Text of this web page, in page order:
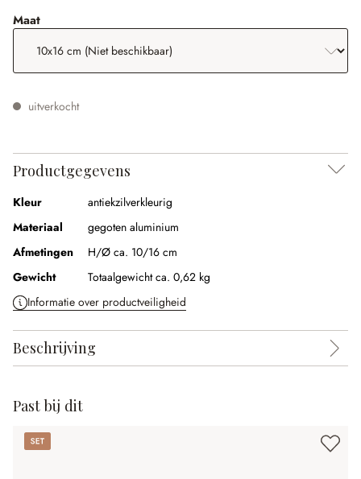
Maatselecteer
uitverkocht
Productgegevens
Kleur
antiekzilverkleurig
Materiaal
gegoten aluminium
Afmetingen
H/Ø ca. 10/16 cm
Gewicht
Totaalgewicht ca. 0,62 kg
Informatie over productveiligheid
Beschrijving
Past bij dit
Set